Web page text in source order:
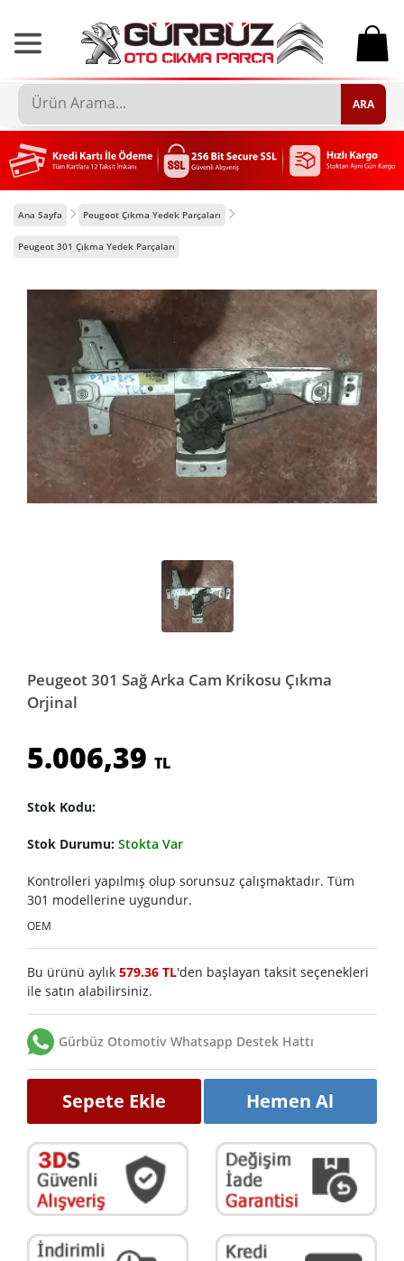
0
ARA
Ana Sayfa Peugeot Çıkma Yedek Parçaları
Peugeot 301 Çıkma Yedek Parçaları
Peugeot 301 Sağ Arka Cam Krikosu Çıkma
Orjinal
5.006,39 TL
Stok Kodu:
Stok Durumu: Stokta Var
Kontrolleri yapılmış olup sorunsuz çalışmaktadır. Tüm
301 modellerine uygundur.
OEM
Bu ürünü aylık 579.36 TL'den başlayan taksit seçenekleri
ile satın alabilirsiniz.
Gürbüz Otomotiv Whatsapp Destek Hattı
Sepete Ekle Hemen Al